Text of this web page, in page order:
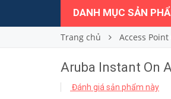
DANH MỤC SẢN
Trang chủ Access
Aruba Instant On
Đánh giá sản phẩm này